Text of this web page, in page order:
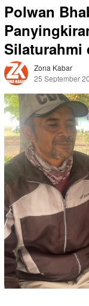
Polwan
Silaturahmi
Zona Kabar
25 September